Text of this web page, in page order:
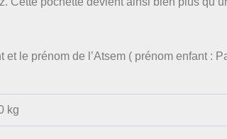
et le prénom de l’Atsem ( prénom enfant :
kg